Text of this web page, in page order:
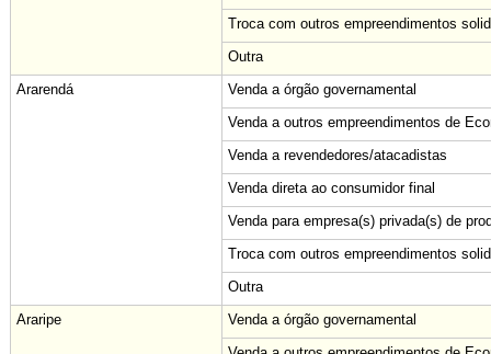
Troca com outros empreendimentos
Outra
Ararendá
Venda a órgão governamental
Venda a outros empreendimentos de
Venda a revendedores/atacadistas
Venda direta ao consumidor final
Venda para empresa(s) privada(s) de
Troca com outros empreendimentos
Outra
Araripe
Venda a órgão governamental